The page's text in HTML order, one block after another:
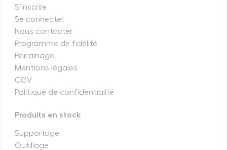
S’inscrire
Se connecter
Nous contacter
Programme de fidélité
Parrainage
Mentions légales
CGV
Politique de confidentialité
Produits en stock
Supportage
Outillage